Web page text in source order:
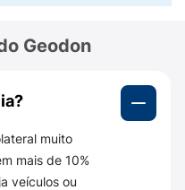
dar forma ao
possui alergias ao
intolerância à
Geodon
muito
mais de 10%
veículos ou